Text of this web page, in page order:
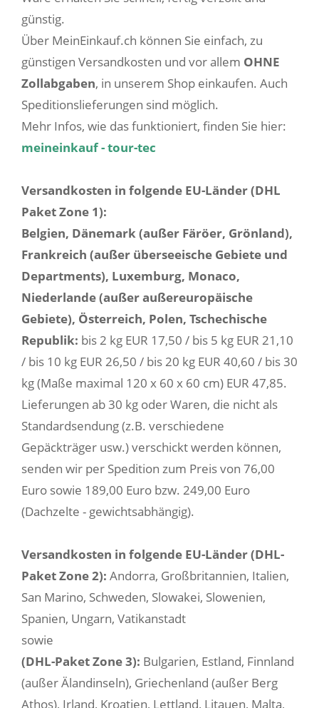
günstig.
Über MeinEinkauf.ch können Sie einfach, zu
günstigen Versandkosten und vor allem OHNE
Zollabgaben, in unserem Shop einkaufen. Auch
Speditionslieferungen sind möglich.
Mehr Infos, wie das funktioniert, finden Sie hier:
meineinkauf - tour-tec
Versandkosten in folgende EU-Länder (DHL
Paket Zone 1):
Belgien, Dänemark (außer Färöer, Grönland),
Frankreich (außer überseeische Gebiete und
Departments), Luxemburg, Monaco,
Niederlande (außer außereuropäische
Gebiete), Österreich, Polen, Tschechische
Republik: bis 2 kg EUR 17,50 / bis 5 kg EUR 21,10
/ bis 10 kg EUR 26,50 / bis 20 kg EUR 40,60 / bis 30
kg (Maße maximal 120 x 60 x 60 cm) EUR 47,85.
Lieferungen ab 30 kg oder Waren, die nicht als
Standardsendung (z.B. verschiedene
Gepäckträger usw.) verschickt werden können,
senden wir per Spedition zum Preis von 76,00
Euro sowie 189,00 Euro bzw. 249,00 Euro
(Dachzelte - gewichtsabhängig).
Versandkosten in folgende EU-Länder (DHL-
Paket Zone 2): Andorra, Großbritannien, Italien,
San Marino, Schweden, Slowakei, Slowenien,
Spanien, Ungarn, Vatikanstadt
sowie
(DHL-Paket Zone 3): Bulgarien, Estland, Finnland
(außer Älandinseln), Griechenland (außer Berg
Athos), Irland, Kroatien, Lettland, Litauen, Malta,